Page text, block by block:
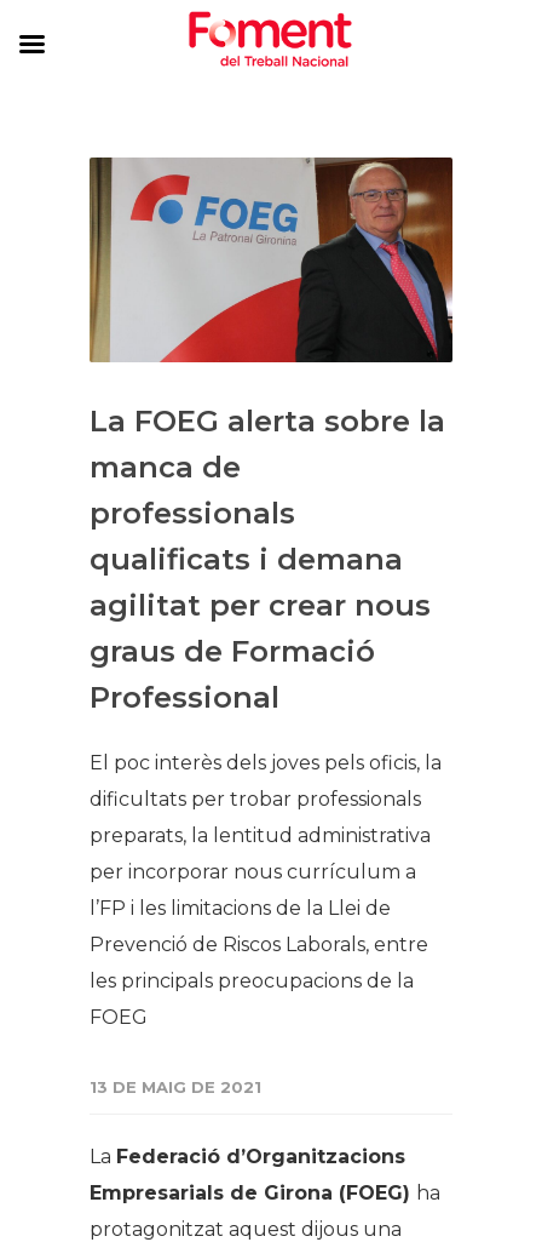
La FOEG alerta sobre la
manca de
professionals
qualificats i demana
agilitat per crear nous
graus de Formació
Professional
El poc interès dels joves pels oficis, la
dificultats per trobar professionals
preparats, la lentitud administrativa
per incorporar nous currículum a
l’FP i les limitacions de la Llei de
Prevenció de Riscos Laborals, entre
les principals preocupacions de la
FOEG
13 DE MAIG DE 2021
La Federació d’Organitzacions
Empresarials de Girona (FOEG) ha
protagonitzat aquest dijous una